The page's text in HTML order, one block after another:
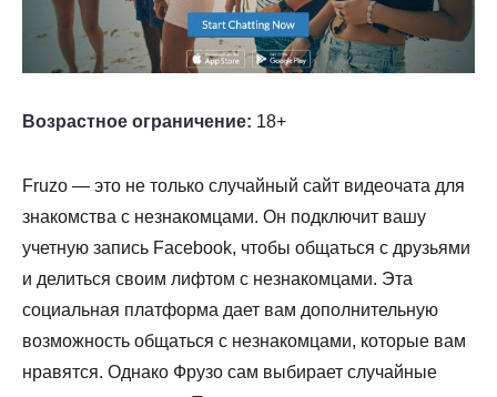
Возрастное ограничение: 18+
Fruzo — это не только случайный сайт видеочата для
знакомства с незнакомцами. Он подключит вашу
учетную запись Facebook, чтобы общаться с друзьями
и делиться своим лифтом с незнакомцами. Эта
социальная платформа дает вам дополнительную
возможность общаться с незнакомцами, которые вам
нравятся. Однако Фрузо сам выбирает случайные